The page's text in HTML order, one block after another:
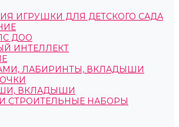
ИГРУШКИ ДЛЯ ДЕТСКОГО САДА
ДОО
ИНТЕЛЛЕКТ
ЛАБИРИНТЫ, ВКЛАДЫШИ
ВКЛАДЫШИ
СТРОИТЕЛЬНЫЕ НАБОРЫ